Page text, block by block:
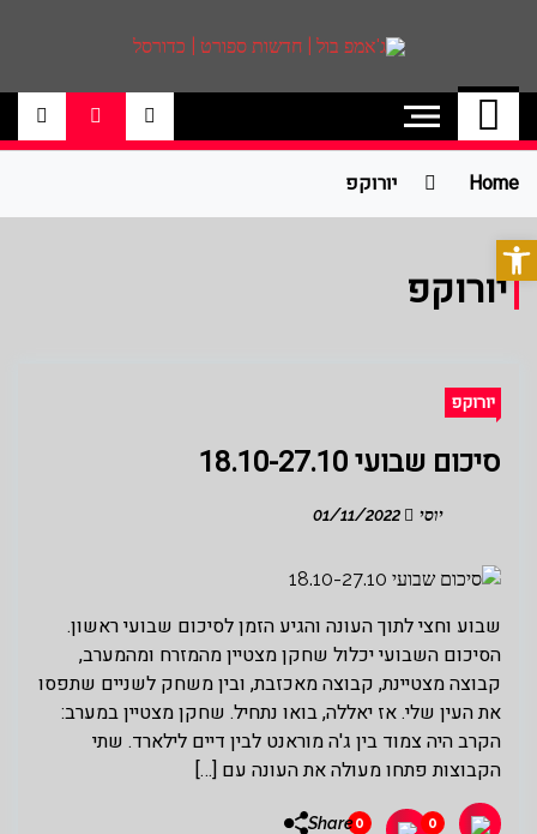
פתח סרגל נגישות
ג'אמפ בול | חדשות
ספורט | כדורסל
אתר גאמפ בול ישראל אתר חדשות ספורט
כדורסל האתר מסקר את ליגות הכדורסל
הטובות בעולם ליגת הנבא, ליגת העל
בכדורסל , יורוליג, ועוד. לפרטים היכנסו לאתר
Home יורוקפ
יורוקפ
יורוקפ
סיכום שבועי 18.10-27.10
יוסי
שבוע וחצי לתוך העונה והגיע הזמן לסיכום שבועי ראשון.
הסיכום השבועי יכלול שחקן מצטיין מהמזרח ומהמערב,
קבוצה מצטיינת, קבוצה מאכזבת, ובין משחק לשניים שתפסו
את העין שלי. אז יאללה, בואו נתחיל. שחקן מצטיין במערב:
הקרב היה צמוד בין ג'ה מוראנט לבין דיים לילארד. שתי
הקבוצות פתחו מעולה את העונה עם […]
0
0
Share